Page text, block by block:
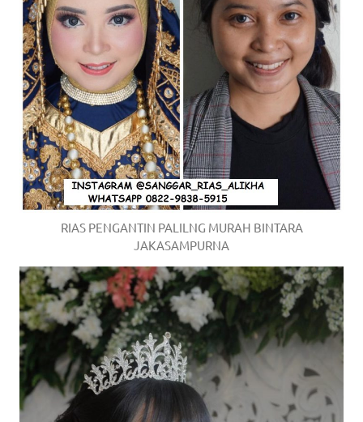
RIAS PENGANTIN PALILNG MURAH BINTARA
JAKASAMPURNA